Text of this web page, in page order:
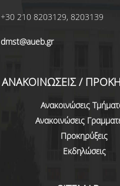
ΑΓΓΕΛΙΕΣ ΓΙΑ ΕΡΓΑΣΙΑ
ΣΥΛΛΟΓΟΙ ΑΠΟΦΟΙΤΩΝ
ΓΡΑΦΕΙΟ ΔΙΑΣΥΝΔΕΣΗΣ
ALUMNI AUEB
+30 210 8203129, 8203139
dmst@aueb.gr
ΑΝΑΚΟΙΝΩΣΕΙΣ /
Ανακοινώσεις
Ανακοινώσεις
Προκηρύξεις
Εκδηλώσεις